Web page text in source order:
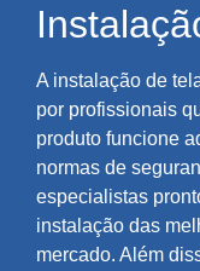
A instalação de
por profissionais
produto funcione
normas de
especialistas
instalação das
mercado. Além